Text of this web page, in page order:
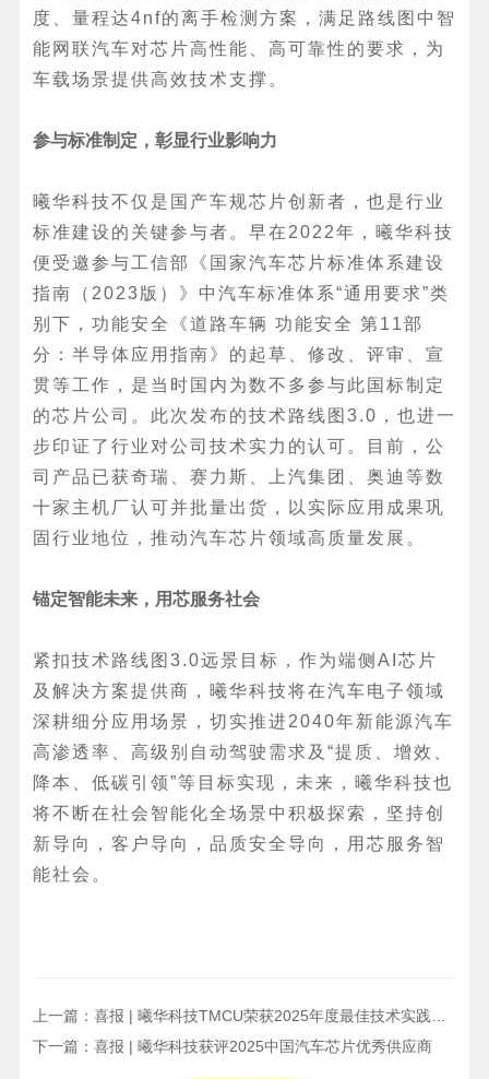
度、量程达4nf的离手检测方案，满足路线图中智
能网联汽车对芯片高性能、高可靠性的要求，为
车载场景提供高效技术支撑。
参与标准制定，彰显行业影响力
曦华科技不仅是国产车规芯片创新者，也是行业
标准建设的关键参与者。早在2022年，曦华科技
便受邀参与工信部《国家汽车芯片标准体系建设
指南（2023版）》中汽车标准体系“通用要求”类
别下，功能安全《道路车辆 功能安全 第11部
分：半导体应用指南》的起草、修改、评审、宣
贯等工作，是当时国内为数不多参与此国标制定
的芯片公司。此次发布的技术路线图3.0，也进一
步印证了行业对公司技术实力的认可。目前，公
司产品已获奇瑞、赛力斯、上汽集团、奥迪等数
十家主机厂认可并批量出货，以实际应用成果巩
固行业地位，推动汽车芯片领域高质量发展。
锚定智能未来，用芯服务社会
紧扣技术路线图3.0远景目标，作为端侧AI芯片
及解决方案提供商，曦华科技将在汽车电子领域
深耕细分应用场景，切实推进2040年新能源汽车
高渗透率、高级别自动驾驶需求及“提质、增效、
降本、低碳引领”等目标实现，未来，曦华科技也
将不断在社会智能化全场景中积极探索，坚持创
新导向，客户导向，品质安全导向，用芯服务智
能社会。
上一篇： 喜报 | 曦华科技TMCU荣获2025年度最佳技术实践应用奖
下一篇： 喜报 | 曦华科技获评2025中国汽车芯片优秀供应商